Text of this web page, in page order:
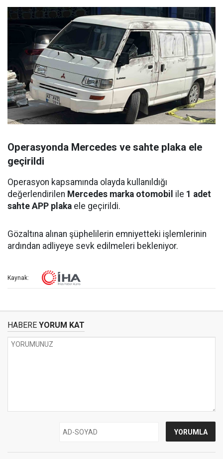
Operasyonda Mercedes ve sahte plaka ele
geçirildi
Operasyon kapsamında olayda kullanıldığı
değerlendirilen Mercedes marka otomobil ile 1 adet
sahte APP plaka ele geçirildi.
Gözaltına alınan şüphelilerin emniyetteki işlemlerinin
ardından adliyeye sevk edilmeleri bekleniyor.
Kaynak:
HABERE YORUM KAT